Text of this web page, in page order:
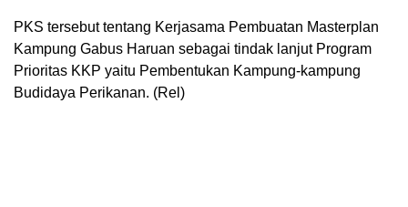
PKS tersebut tentang Kerjasama Pembuatan Masterplan
Kampung Gabus Haruan sebagai tindak lanjut Program
Prioritas KKP yaitu Pembentukan Kampung-kampung
Budidaya Perikanan. (Rel)